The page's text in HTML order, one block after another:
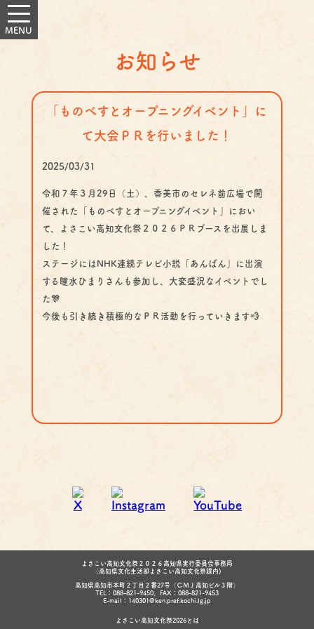
お知らせ
「ものべすとオープニングイベント」に
て大会ＰＲを行いました！
2025/03/31
令和７年３月29日（土）、香美市のセレネ前広場で開
催された「ものべすとオープニングイベント」におい
て、よさこい高知文化祭２０２６ＰＲブースを出展しま
した！
ステージにはNHK連続テレビ小説「あんぱん」に出演
する瞳水ひまりさんも参加し、大変盛況なイベントでし
た🎊
今後も引き続き積極的なＰＲ活動を行っていきます💨
よさこい高知文化祭２０２６高知県実行委員会事務局
（高知県文化生活部よさこい高知文化祭課内)
高知県高知市本町２丁目２番27号（ＣＭＪ高知ビル３階）
TEL：088-821-9450、FAX：088-821-9453
E-mail：140301@ken.pref.kochi.lg.jp
よさこい高知文化祭2026とは